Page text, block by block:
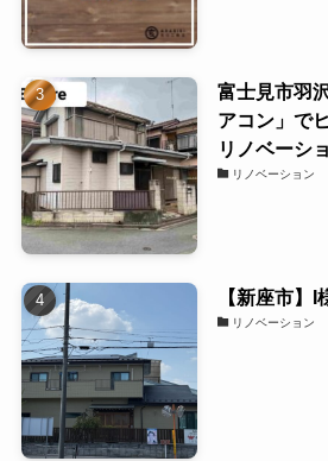
富士見市羽
アコン」で
リノベーシ
リノベーション
【新座市】
リノベーション